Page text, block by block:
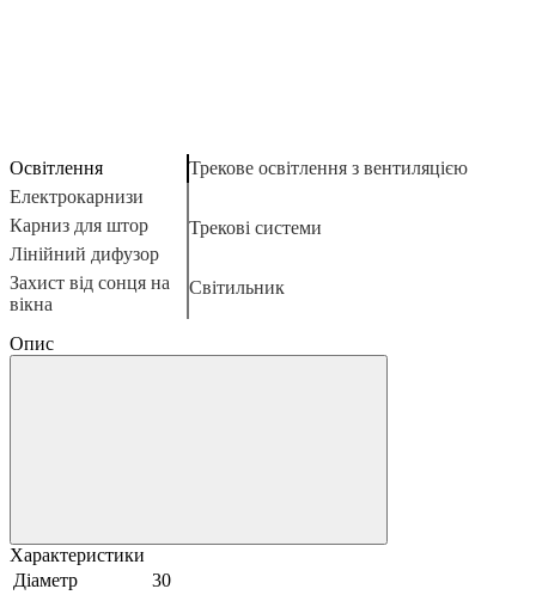
Освітлення
Електрокарнизи
Карниз для штор
Лінійний дифузор
Захист від сонця на
вікна
Трекове освітлення з вентиляцією
Трекові системи
Світильник
Опис
Характеристики
Діаметр
30